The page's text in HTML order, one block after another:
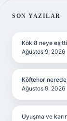
SON YAZILAR
Kök 8 neye
Ağustos 9, 2026
Köftehor
Ağustos 9, 2026
Uyuşma ve